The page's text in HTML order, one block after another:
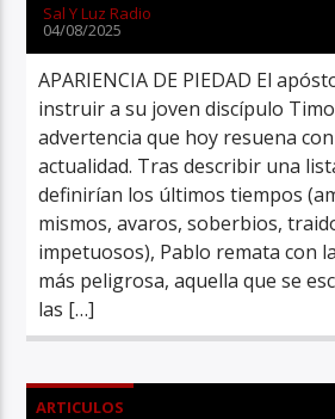
Sal Y Luz Radio
04/08/2025
APARIENCIA DE PIEDAD El
instruir a su joven discípulo
advertencia que hoy resuena
actualidad. Tras describir una
definirían los últimos tiempos
mismos, avaros, soberbios,
impetuosos), Pablo remata con
más peligrosa, aquella que se
las […]
ARTICULOS